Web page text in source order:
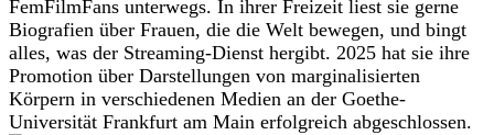
FemFilmFans unterwegs. In ihrer Freizeit liest sie gerne
Biografien über Frauen, die die Welt bewegen, und bingt
alles, was der Streaming-Dienst hergibt. 2025 hat sie ihre
Promotion über Darstellungen von marginalisierten
Körpern in verschiedenen Medien an der Goethe-
Universität Frankfurt am Main erfolgreich abgeschlossen.